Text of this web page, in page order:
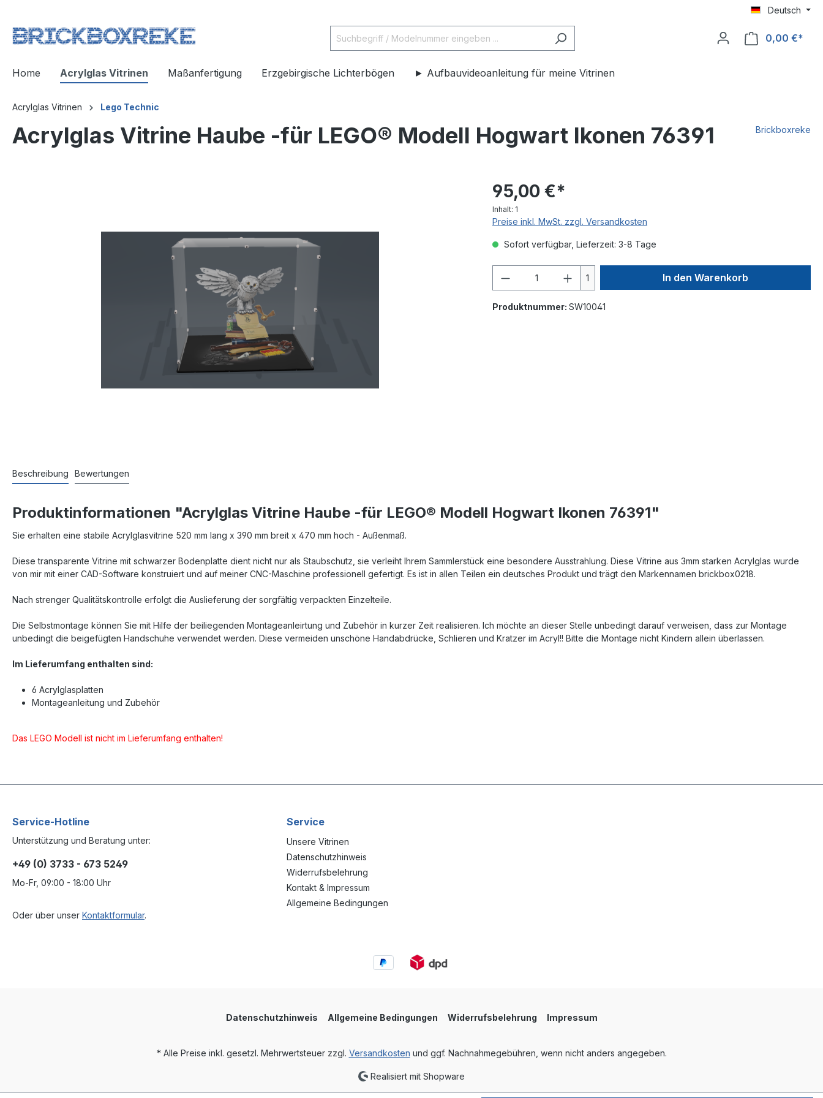
Deutsch
0,00 €*
Home Acrylglas Vitrinen Maßanfertigung Erzgebirgische Lichterbögen ► Aufbauvideoanleitung für meine Vitrinen
Acrylglas Vitrinen Lego Technic
Acrylglas Vitrine Haube -für LEGO® Modell Hogwart Ikonen 76391 Brickboxreke
95,00 €*
Inhalt: 1
Preise inkl. MwSt. zzgl. Versandkosten
Sofort verfügbar, Lieferzeit: 3-8 Tage
1 In den Warenkorb
Produktnummer: SW10041
Beschreibung Bewertungen
Produktinformationen "Acrylglas Vitrine Haube -für LEGO® Modell Hogwart Ikonen 76391"
Sie erhalten eine stabile Acrylglasvitrine 520 mm lang x 390 mm breit x 470 mm hoch - Außenmaß.
Diese transparente Vitrine mit schwarzer Bodenplatte dient nicht nur als Staubschutz, sie verleiht Ihrem Sammlerstück eine besondere Ausstrahlung. Diese Vitrine aus 3mm starken Acrylglas wurde
von mir mit einer CAD-Software konstruiert und auf meiner CNC-Maschine professionell gefertigt. Es ist in allen Teilen ein deutsches Produkt und trägt den Markennamen brickbox0218.
Nach strenger Qualitätskontrolle erfolgt die Auslieferung der sorgfältig verpackten Einzelteile.
Die Selbstmontage können Sie mit Hilfe der beiliegenden Montageanleirtung und Zubehör in kurzer Zeit realisieren. Ich möchte an dieser Stelle unbedingt darauf verweisen, dass zur Montage
unbedingt die beigefügten Handschuhe verwendet werden. Diese vermeiden unschöne Handabdrücke, Schlieren und Kratzer im Acryl!! Bitte die Montage nicht Kindern allein überlassen.
Im Lieferumfang enthalten sind:
6 Acrylglasplatten
Montageanleitung und Zubehör
Das LEGO Modell ist nicht im Lieferumfang enthalten!
Service-Hotline
Unterstützung und Beratung unter:
+49 (0) 3733 - 673 5249
Mo-Fr, 09:00 - 18:00 Uhr
Oder über unser Kontaktformular.
Service
Unsere Vitrinen
Datenschutzhinweis
Widerrufsbelehrung
Kontakt & Impressum
Allgemeine Bedingungen
Datenschutzhinweis Allgemeine Bedingungen Widerrufsbelehrung Impressum
* Alle Preise inkl. gesetzl. Mehrwertsteuer zzgl. Versandkosten und ggf. Nachnahmegebühren, wenn nicht anders angegeben.
Realisiert mit Shopware